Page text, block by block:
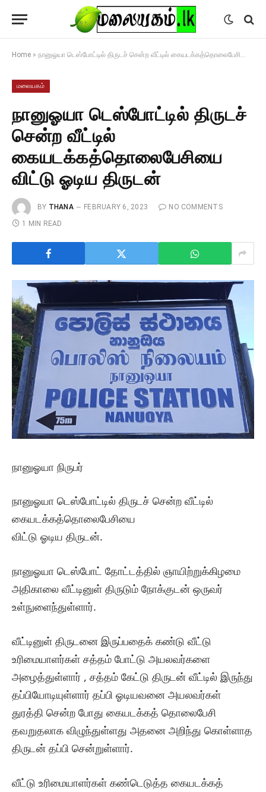
Home » நானுஓயா டெஸ்போட்டில் திருடச் சென்ற வீட்டில் கையடக்கத்தொலைபேசியை விட்டு ஓடிய திருடன்
மலையகம்
நானுஓயா டெஸ்போட்டில் திருடச்
சென்ற வீட்டில்
கையடக்கத்தொலைபேசியை
விட்டு ஓடிய திருடன்
BY THANA FEBRUARY 6, 2023
NO COMMENTS
1 MIN READ
நானுஓயா நிருபர்
நானுஓயா டெஸ்போட்டில் திருடச் சென்ற வீட்டில்
கையடக்கத்தொலைபேசியை
விட்டு ஓடிய திருடன்.
நானுஓயா டெஸ்போட் தோட்டத்தில் ஞாயிற்றுக்கிழமை
அதிகாலை வீட்டினுள் திருடும் நோக்குடன் ஒருவர்
உள்நுளைந்துள்ளார்.
வீட்டினுள் திருடனை இருப்பதைக் கண்டு வீட்டு
உரிமையாளர்கள் சத்தம் போட்டு அயலவர்களை
அழைத்துள்ளார் , சத்தம் கேட்டு திருடன் வீட்டில் இருந்து
தப்பியோடியுள்ளார் தப்பி ஓடியவனை அயலவர்கள்
துரத்தி சென்ற போது கையடக்கத் தொலைபேசி
தவறுதலாக விழுந்துள்ளது அதனை அறிந்து கொள்ளாத
திருடன் தப்பி சென்றுள்ளார்.
வீட்டு உரிமையாளர்கள் கண்டெடுத்த கையடக்கத்